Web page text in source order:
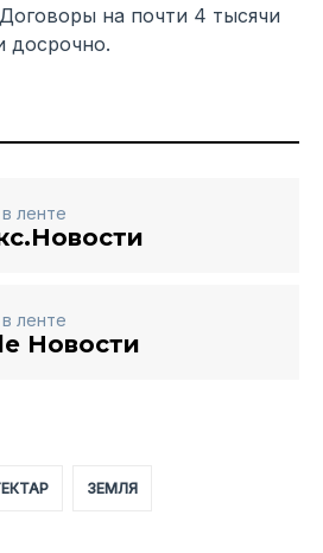
на почти 4 тысячи
досрочно.
ленте
ленте
Новости
ЗЕМЛЯ